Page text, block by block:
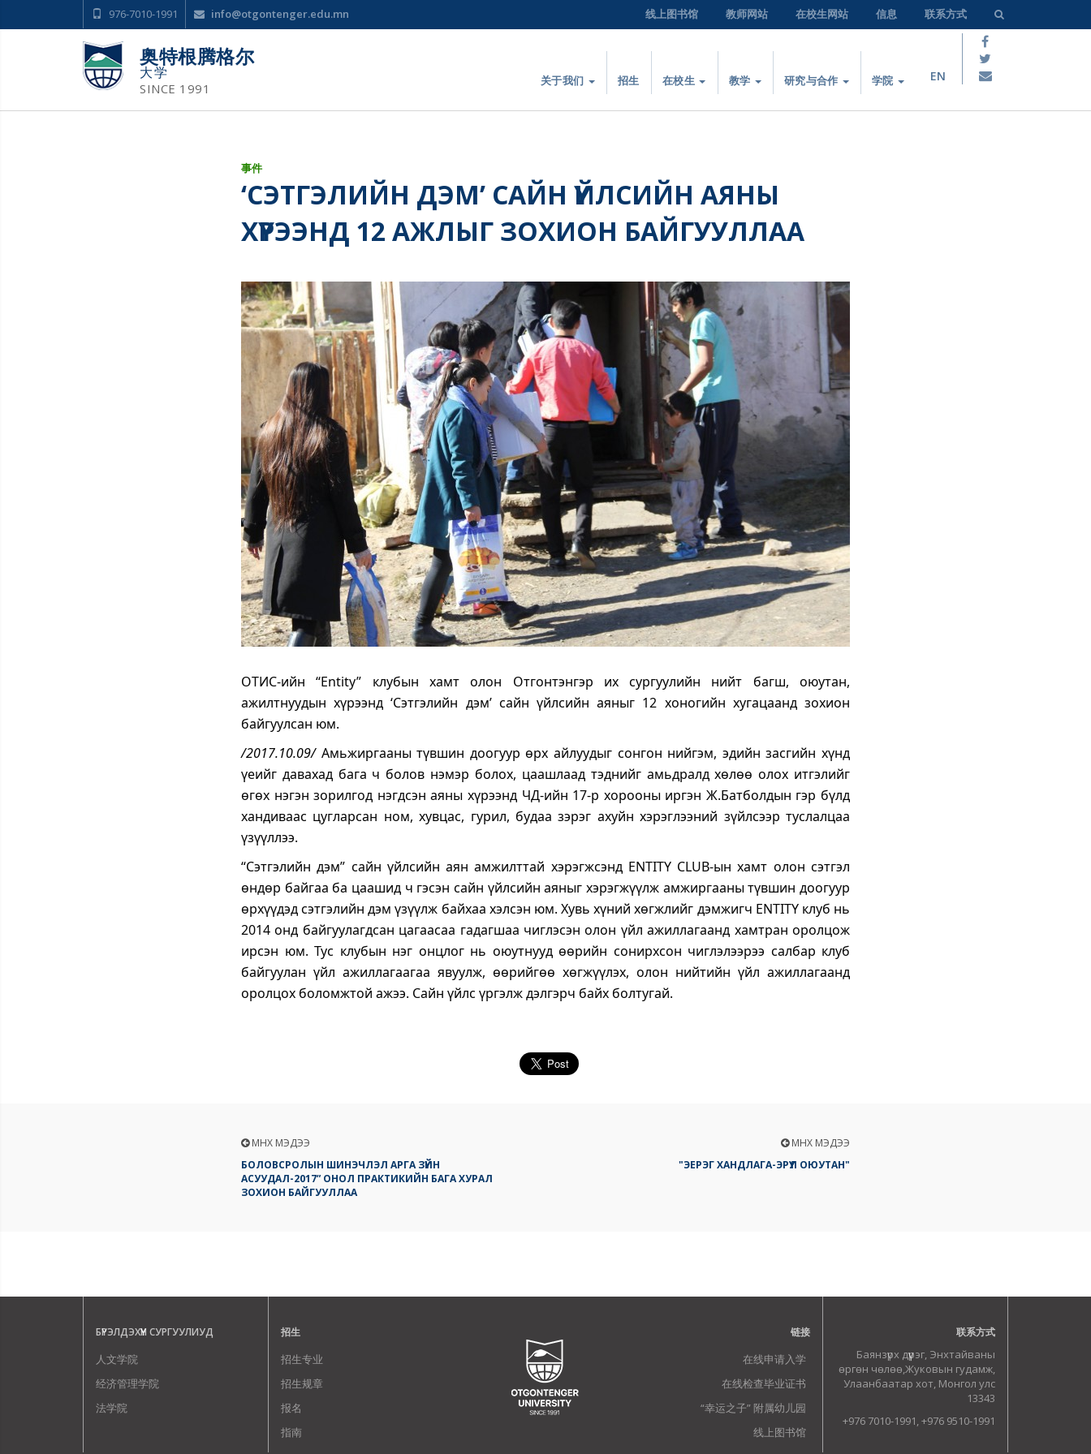
976-7010-1991 info@otgontenger.edu.mn 线上图书馆 教师网站 在校生网站 信息 联系方式
奥特根腾格尔
大学
SINCE 1991 关于我们 招生 在校生 教学 研究与合作 学院 EN
事件
‘СЭТГЭЛИЙН ДЭМ’ САЙН ҮЙЛСИЙН АЯНЫ
ХҮРЭЭНД 12 АЖЛЫГ ЗОХИОН БАЙГУУЛЛАА
ОТИС-ийн “Entity” клубын хамт олон Отгонтэнгэр их сургуулийн нийт багш, оюутан,
ажилтнуудын хүрээнд ‘Сэтгэлийн дэм’ сайн үйлсийн аяныг 12 хоногийн хугацаанд зохион
байгуулсан юм.
/2017.10.09/ Амьжиргааны түвшин доогуур өрх айлуудыг сонгон нийгэм, эдийн засгийн хүнд
үеийг давахад бага ч болов нэмэр болох, цаашлаад тэднийг амьдралд хөлөө олох итгэлийг
өгөх нэгэн зорилгод нэгдсэн аяны хүрээнд ЧД-ийн 17-р хорооны иргэн Ж.Батболдын гэр бүлд
хандиваас цугларсан ном, хувцас, гурил, будаа зэрэг ахуйн хэрэглээний зүйлсээр туслалцаа
үзүүллээ.
“Сэтгэлийн дэм” сайн үйлсийн аян амжилттай хэрэгжсэнд ENTITY CLUB-ын хамт олон сэтгэл
өндөр байгаа ба цаашид ч гэсэн сайн үйлсийн аяныг хэрэгжүүлж амжиргааны түвшин доогуур
өрхүүдэд сэтгэлийн дэм үзүүлж байхаа хэлсэн юм. Хувь хүний хөгжлийг дэмжигч ENTITY клуб нь
2014 онд байгуулагдсан цагаасаа гадагшаа чиглэсэн олон үйл ажиллагаанд хамтран оролцож
ирсэн юм. Тус клубын нэг онцлог нь оюутнууд өөрийн сонирхсон чиглэлээрээ салбар клуб
байгуулан үйл ажиллагаагаа явуулж, өөрийгөө хөгжүүлэх, олон нийтийн үйл ажиллагаанд
оролцох боломжтой ажээ. Сайн үйлс үргэлж дэлгэрч байх болтугай.
ӨМНӨХ МЭДЭЭ
БОЛОВСРОЛЫН ШИНЭЧЛЭЛ АРГА ЗҮЙН
АСУУДАЛ-2017” ОНОЛ ПРАКТИКИЙН БАГА ХУРАЛ
ЗОХИОН БАЙГУУЛЛАА
ӨМНӨХ МЭДЭЭ
"ЭЕРЭГ ХАНДЛАГА-ЭРҮҮЛ ОЮУТАН"
БҮРЭЛДЭХҮҮН СУРГУУЛИУД
人文学院
经济管理学院
法学院
招生
招生专业
招生规章
报名
指南
链接
在线申请入学
在线检查毕业证书
“幸运之子” 附属幼儿园
线上图书馆
联系方式
Баянзүрх дүүрэг, Энхтайваны
өргөн чөлөө,Жуковын гудамж,
Улаанбаатар хот, Монгол улс
13343
+976 7010-1991, +976 9510-1991